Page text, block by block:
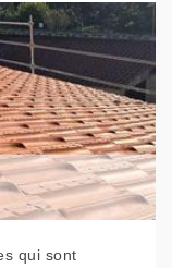
qui sont